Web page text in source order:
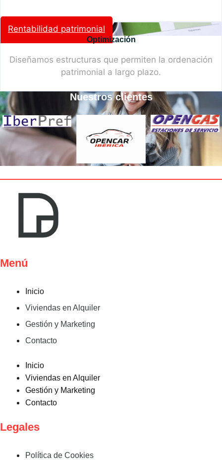
Rentabilidad patrimonial
Optimización
Diseñamos estructuras que permiten la ordenación
patrimonial a largo plazo.
Nuestros clientes
Menú
Inicio
Viviendas en Alquiler
Gestión y Marketing
Contacto
Inicio
Viviendas en Alquiler
Gestión y Marketing
Contacto
Legales
Política de Cookies